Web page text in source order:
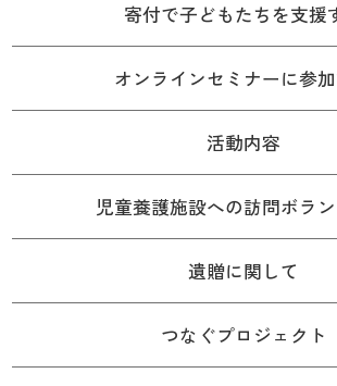
寄付で子どもたちを支援
オンラインセミナーに参
活動内容
児童養護施設への訪問ボラ
遺贈に関して
つなぐプロジェクト